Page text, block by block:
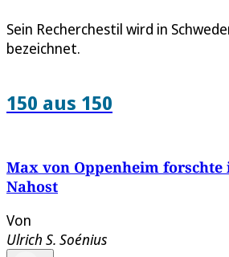
Sein Recherchestil wird in
bezeichnet.
150 aus 150
Max von Oppenheim forschte
Nahost
Von
Ulrich S. Soénius